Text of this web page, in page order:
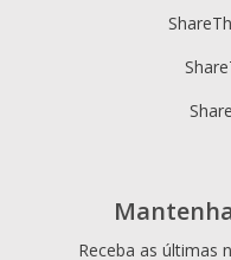
Receba as últimas